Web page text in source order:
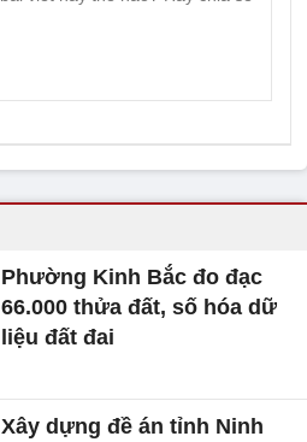
Phường Kinh Bắc đo đạc
66.000 thửa đất, số hóa dữ
liệu đất đai
Xây dựng đề án tỉnh Ninh